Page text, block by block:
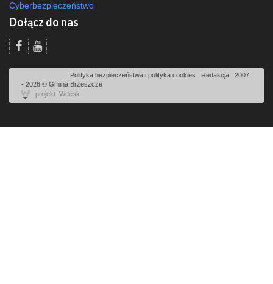
Cyberbezpieczeństwo
Dołącz do nas
Polityka bezpieczeństwa i polityka cookies Redakcja
2007
- 2026 © Gmina Brzeszcze
projekt: Wdesk